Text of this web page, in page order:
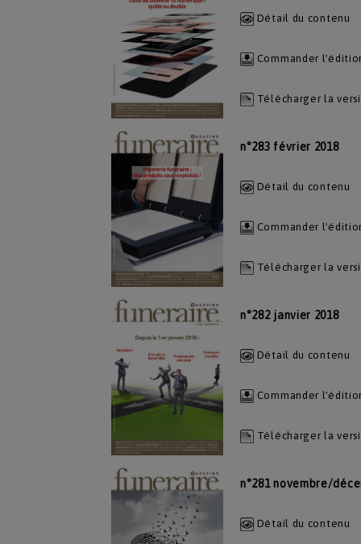
Détail du contenu
Commander
Télécharger la
n°283 février 2018
Détail du contenu
Commander
Télécharger la
n°282 janvier 2018
Détail du contenu
Commander
Télécharger la
n°281 novembre/
Détail du contenu